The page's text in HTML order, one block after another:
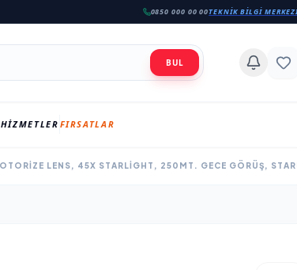
0850 000 00 00TEKNIK BILGI
BUL
HIZMETLER FIRSATLAR